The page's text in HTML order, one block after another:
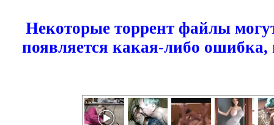
Некоторые торрент файлы
появляется какая-либо